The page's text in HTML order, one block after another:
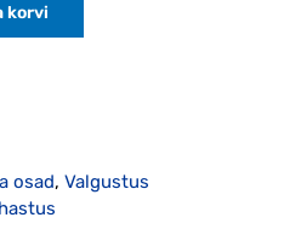
korvi
osad, Valgustus